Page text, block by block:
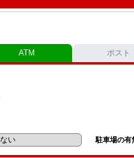
駐車場の有
ATM ポスト